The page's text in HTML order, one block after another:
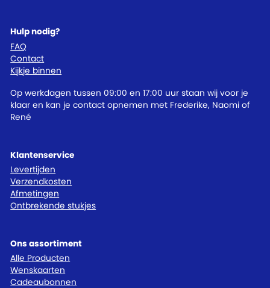
Klantenservice
Levertijden
Verzendkosten
Afmetingen
Ontbrekende stukjes
Ons assortiment
Alle Producten
Wenskaarten
Cadeaubonnen
Hulp nodig?
FAQ
Contact
Kijkje binnen
Op werkdagen tussen 09:00 en 17:00 uur staan wij voor je
klaar en kan je contact opnemen met Frederike, Naomi of
René